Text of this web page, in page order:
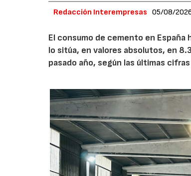
Redacción Interempresas 05/08/
El consumo de cemento en España
lo sitúa, en valores absolutos, en
pasado año, según las últimas